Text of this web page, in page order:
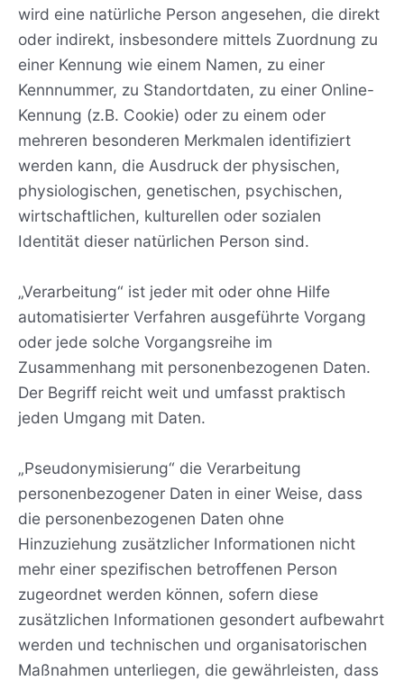
wird eine natürliche Person angesehen, die direkt
oder indirekt, insbesondere mittels Zuordnung zu
einer Kennung wie einem Namen, zu einer
Kennnummer, zu Standortdaten, zu einer Online-
Kennung (z.B. Cookie) oder zu einem oder
mehreren besonderen Merkmalen identifiziert
werden kann, die Ausdruck der physischen,
physiologischen, genetischen, psychischen,
wirtschaftlichen, kulturellen oder sozialen
Identität dieser natürlichen Person sind.
„Verarbeitung“ ist jeder mit oder ohne Hilfe
automatisierter Verfahren ausgeführte Vorgang
oder jede solche Vorgangsreihe im
Zusammenhang mit personenbezogenen Daten.
Der Begriff reicht weit und umfasst praktisch
jeden Umgang mit Daten.
„Pseudonymisierung“ die Verarbeitung
personenbezogener Daten in einer Weise, dass
die personenbezogenen Daten ohne
Hinzuziehung zusätzlicher Informationen nicht
mehr einer spezifischen betroffenen Person
zugeordnet werden können, sofern diese
zusätzlichen Informationen gesondert aufbewahrt
werden und technischen und organisatorischen
Maßnahmen unterliegen, die gewährleisten, dass